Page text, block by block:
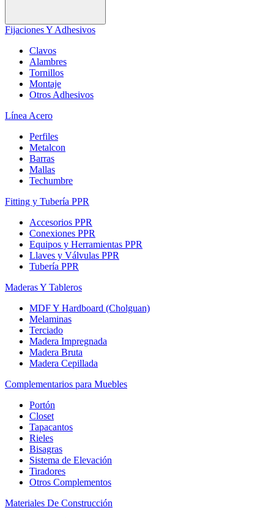
Fijaciones Y Adhesivos
Clavos
Alambres
Tornillos
Montaje
Otros Adhesivos
Línea Acero
Perfiles
Metalcon
Barras
Mallas
Techumbre
Fitting y Tubería PPR
Accesorios PPR
Conexiones PPR
Equipos y Herramientas PPR
Llaves y Válvulas PPR
Tubería PPR
Maderas Y Tableros
MDF Y Hardboard (Cholguan)
Melaminas
Terciado
Madera Impregnada
Madera Bruta
Madera Cepillada
Complementarios para Muebles
Portón
Closet
Tapacantos
Rieles
Bisagras
Sistema de Elevación
Tiradores
Otros Complementos
Materiales De Construcción